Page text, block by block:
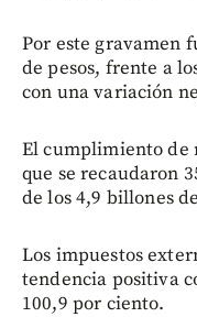
Por este gravamen
de pesos, frente a
con una variación
El cumplimiento de
que se recaudaron
de los 4,9 billones
Los impuestos
tendencia positiva
100,9 por ciento.